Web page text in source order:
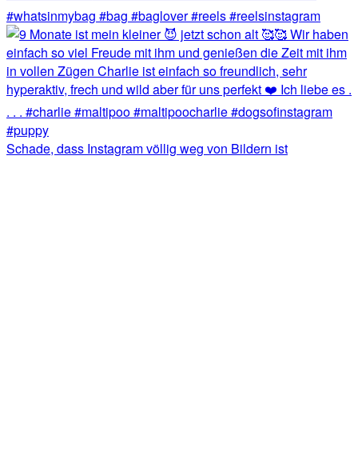
Schade, dass Instagram völlig weg von Bildern ist